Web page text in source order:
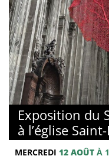
Exposition du
à l’église
MERCREDI 12 AOÛT À